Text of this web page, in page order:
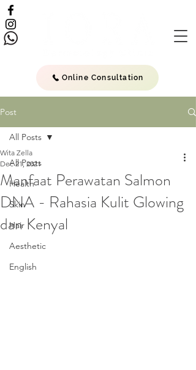
Online Consultation
Post
All Posts
Health
Skin
Hair
Aesthetic
English
All Posts
Manfaat Perawatan Salmon
DNA - Rahasia Kulit Glowing
dan Kenyal
Wita Zella
Dec 21, 2021